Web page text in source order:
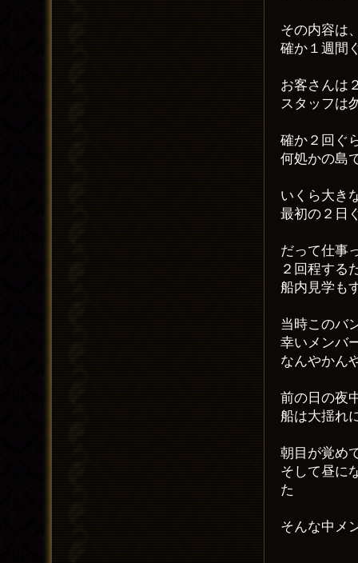
その内容は
確か１週間
お客さんは
スタッフは
確か２回ぐ
何処かの島
いくら大き
最初の２日
だって仕事
２回程する
船内見学も
当時このバ
幸いメンバ
なんやかん
前の日の夜
船は大揺れ
朝目が覚め
そして昼に
た
そんな中メ